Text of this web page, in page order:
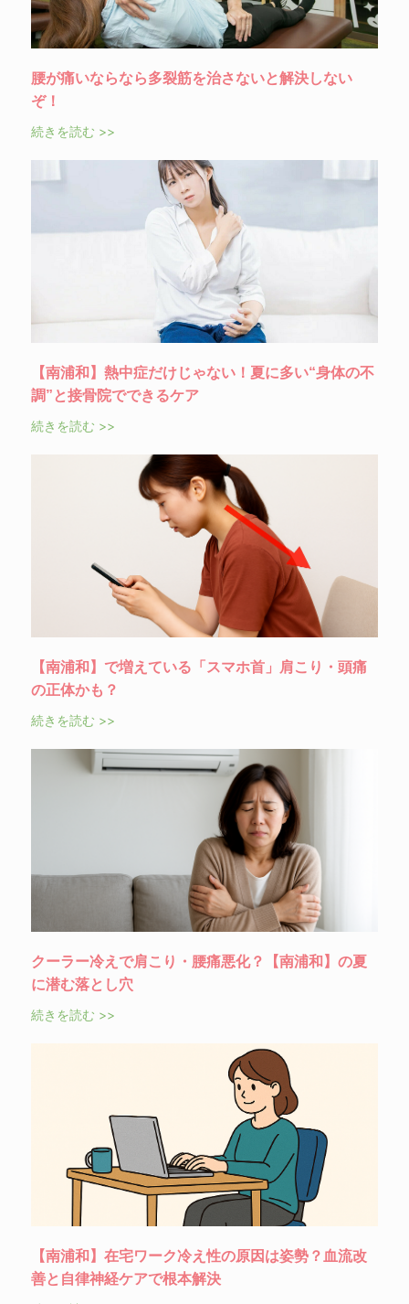
腰が痛いならなら多裂筋を治さないと解決しない
ぞ！
続きを読む >>
【南浦和】熱中症だけじゃない！夏に多い“身体の不
調”と接骨院でできるケア
続きを読む >>
【南浦和】で増えている「スマホ首」肩こり・頭痛
の正体かも？
続きを読む >>
クーラー冷えで肩こり・腰痛悪化？【南浦和】の夏
に潜む落とし穴
続きを読む >>
【南浦和】在宅ワーク冷え性の原因は姿勢？血流改
善と自律神経ケアで根本解決